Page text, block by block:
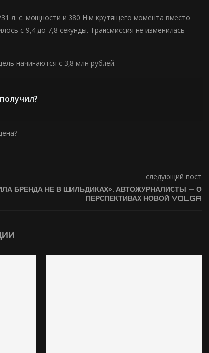
л. с. мощности и 380 Н·м крутящего момента вместо
с 9,4 до 7,8 секунды. Трансмиссия не изменилась —
начинаются с 3,8 млн рублей.
следующий пост
БРЕНДА НЕ В ШИЛЬДИКАХ». АВТОЖУРНАЛИСТЫ — О
ПЕРСПЕКТИВАХ НОВОЙ VOLGA